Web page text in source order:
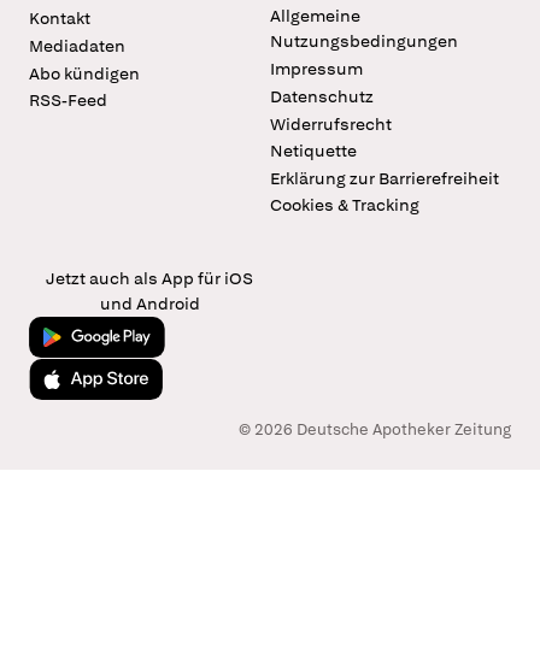
Kontakt
Mediadaten
Abo kündigen
RSS-Feed
Allgemeine
Nutzungsbedingungen
Impressum
Datenschutz
Widerrufsrecht
Netiquette
Erklärung zur Barrierefreiheit
Cookies & Tracking
Jetzt auch als App für iOS
und Android
Jetzt bei Google Play
Laden im App Store
© 2026 Deutsche Apotheker Zeitung